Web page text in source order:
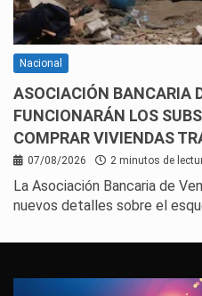
Nacional
ASOCIACIÓN BANCARIA
FUNCIONARÁN LOS
COMPRAR VIVIENDAS
07/08/2026 2 minutos de
La Asociación Bancaria de
nuevos detalles sobre el